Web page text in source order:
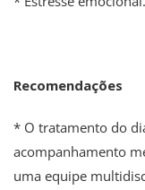
Recomendações
* O tratamento do
acompanhamento
uma equipe